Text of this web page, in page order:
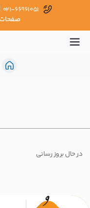
021-66961051
صفحات
در حال بروز رسانی